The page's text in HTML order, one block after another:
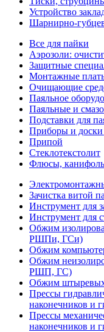
Устройство
Шарнирно-
Все для пайки
Аэрозоли:
Защитные
Монтажные
Очищающие
Паяльное
Паяльные и
Подставки для
Приборы и
Припой
Стеклотекстолит
Флюсы, канифоль
Зачистка витой
Инструмент для
Инструмент для
Обжим
РШПи, ГСи)
Обжим
Обжим
РШП, ГС)
Обжим
Прессы
наконечников
Прессы
наконечников